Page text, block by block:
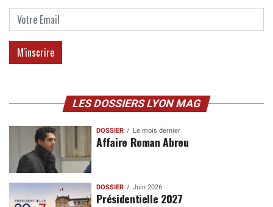
LES DOSSIERS LYON MAG
DOSSIER Le mois dernier
Affaire Roman Abreu
DOSSIER Juin 2026
Présidentielle 2027